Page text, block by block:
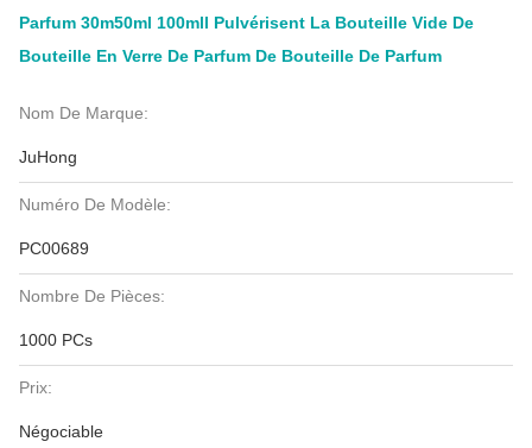
Parfum 30m50ml 100mll Pulvérisent La Bouteille Vide De
Bouteille En Verre De Parfum De Bouteille De Parfum
Nom De Marque:
JuHong
Numéro De Modèle:
PC00689
Nombre De Pièces:
1000 PCs
Prix:
Négociable